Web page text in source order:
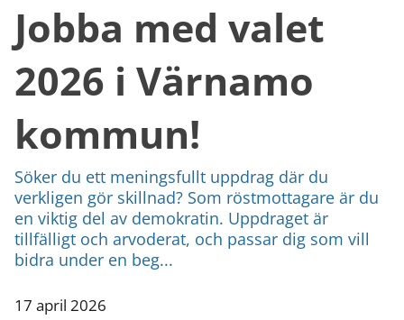
Jobba med valet
2026 i Värnamo
kommun!
Söker du ett meningsfullt uppdrag där du
verkligen gör skillnad? Som röstmottagare är du
en viktig del av demokratin. Uppdraget är
tillfälligt och arvoderat, och passar dig som vill
bidra under en beg...
17 april 2026